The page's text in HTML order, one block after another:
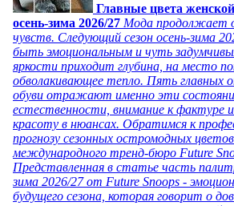
Главные цвета женской
осень-зима 2026/27 Мода продолжает
чувств. Следующий сезон осень-зима
быть эмоциональным и чуть
яркости приходит глубина, на место
обволакивающее тепло. Пять главных
обуви отражают именно эти
естественности, внимание к фактуре
красоту в нюансах. Обратимся к
прогнозу сезонных остромодных
международного тренд-бюро Future
Представленная в статье часть
зима 2026/27 от Future Snoops -
будущего сезона, которая говорит о